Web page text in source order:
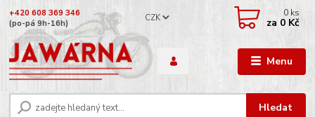
Menu
CZK
Hledat
+420 608 369 346
(po-pá 9h-16h)
0 ks
za 0 Kč